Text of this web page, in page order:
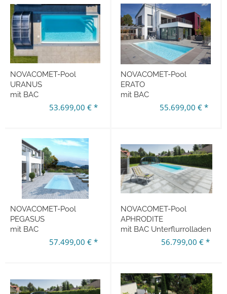
NOVACOMET-Pool
URANUS
mit BAC
Unterflurrolladen53.699,00 € *
NOVACOMET-Pool
ERATO
mit BAC
Unterflurrolladen55.699,00 € *
NOVACOMET-Pool
PEGASUS
mit BAC
Unterflurrolladen57.499,00 € *
NOVACOMET-Pool
APHRODITE
mit BAC Unterflurrolladen
800 x 380 x 150 cm
56.799,00 € *